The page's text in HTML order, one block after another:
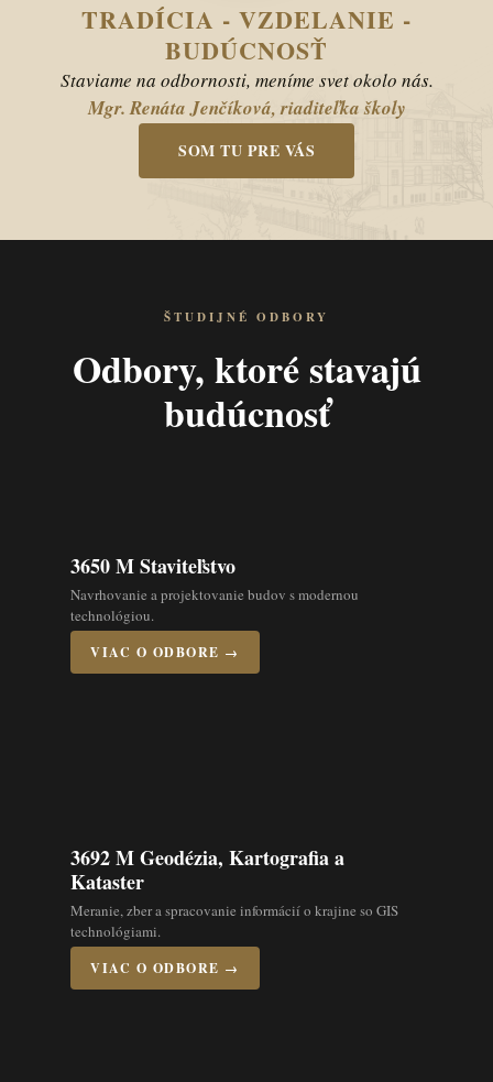
TRADÍCIA - VZDELANIE -
BUDÚCNOSŤ
Staviame na odbornosti, meníme svet okolo nás.
Mgr. Renáta Jenčíková, riaditeľka školy
SOM TU PRE VÁS
ŠTUDIJNÉ ODBORY
Odbory, ktoré stavajú
budúcnosť
3650 M Staviteľstvo
Navrhovanie a projektovanie budov s modernou
technológiou.
VIAC O ODBORE →
3692 M Geodézia, Kartografia a
Kataster
Meranie, zber a spracovanie informácií o krajine so GIS
technológiami.
VIAC O ODBORE →